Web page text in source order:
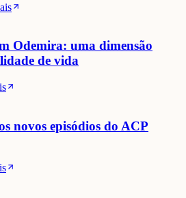
Odemira: uma dimensão
de vida
novos episódios do ACP